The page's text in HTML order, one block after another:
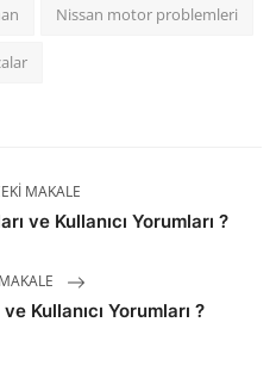
Nissan motor problemleri
MAKALE
ve Kullanıcı Yorumları ?
Kullanıcı Yorumları ?